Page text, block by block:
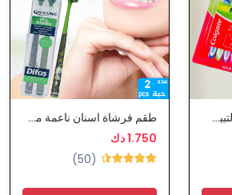
مجموعة فرشاة اسنان لتبيض اكثر من كولاجيت طقم فرشاة اسنان ناعمة من ديفاس
1.750 دك
(50)